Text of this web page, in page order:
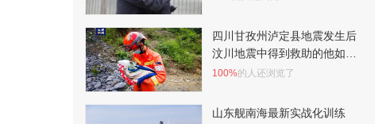
四川甘孜州泸定县地震发生后
汶川地震中得到救助的他如今
正在守护泸定
100%的人还浏览了
山东舰南海最新实战化训练